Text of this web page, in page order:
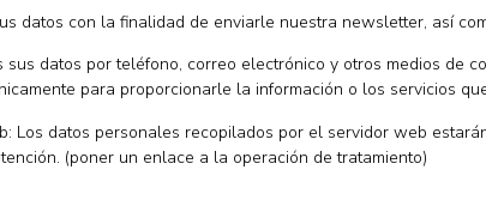
datos con la finalidad de enviarle nuestra newsletter, así
datos por teléfono, correo electrónico y otros medios de
para proporcionarle la información o los servicios
Los datos personales recopilados por el servidor web
(poner un enlace a la operación de tratamiento)